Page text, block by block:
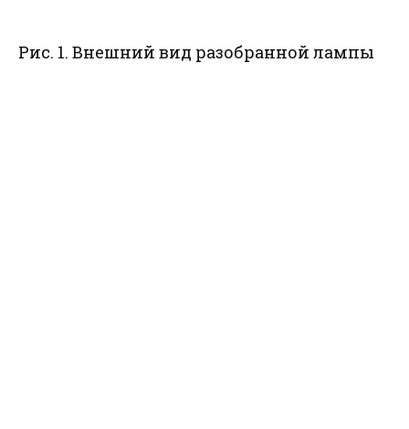
Рис. 1. Внешний вид разобранной лампы